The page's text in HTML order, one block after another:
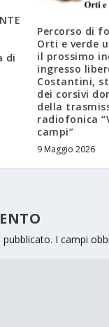
di
Percorso di
Orti e verde
il prossimo
ingresso
Costantini,
dei corsivi
della
radiofonica
campi”
9 Maggio 2026
I campi